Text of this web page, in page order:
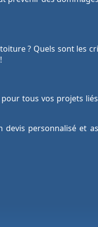
? Quels sont les
tous vos projets
personnalisé et